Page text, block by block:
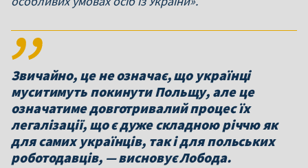
Звичайно, це не означає, що українці
муситимуть покинути Польщу, але це
означатиме довготривалий процес їх
легалізації, що є дуже складною річчю як
для самих українців, так і для польських
роботодавців, — висновує Лобода.